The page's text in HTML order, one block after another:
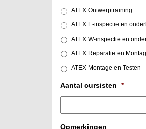
ATEX Ontwerptraining
ATEX E-inspectie en
ATEX W-inspectie en
ATEX Reparatie en
ATEX Montage en Testen
Aantal cursisten *
Opmerkingen